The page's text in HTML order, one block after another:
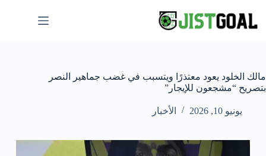
المحتوى
مالك الخلود يعود معتذرًا ويتسبب في غضب جماهير النصر
بتصريح “مشجعون للإيجار”
يونيو 10, 2026 الأخبار